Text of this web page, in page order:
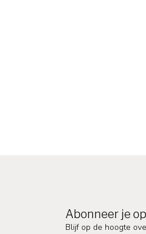
Abonneer je
Blijf op de hoogte